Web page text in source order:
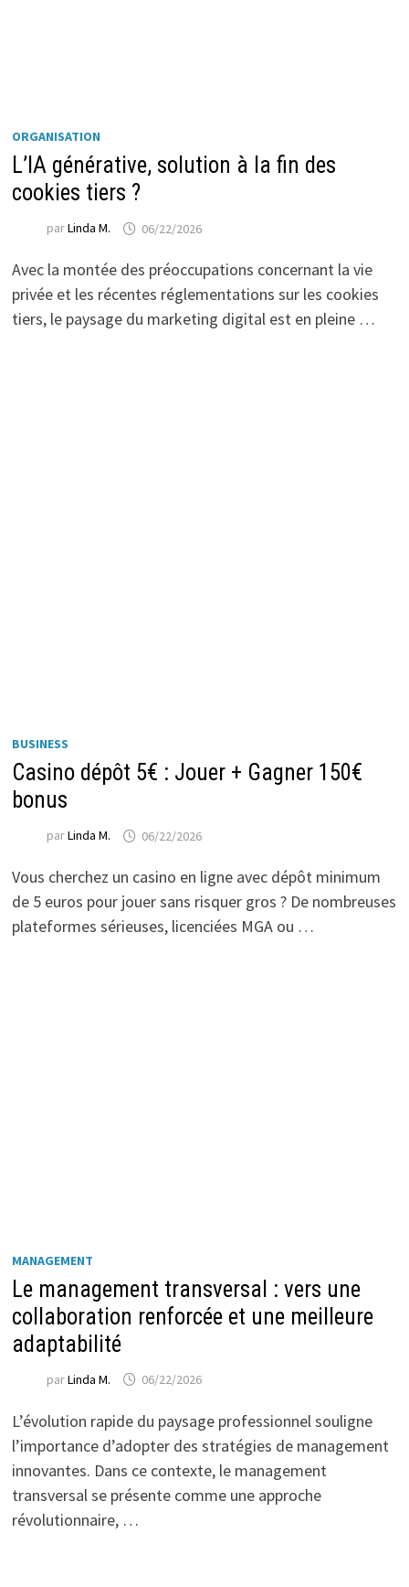
ORGANISATION
L’IA générative, solution à la fin des
cookies tiers ?
parLinda M. 06/22/2026
Avec la montée des préoccupations concernant la vie
privée et les récentes réglementations sur les cookies
tiers, le paysage du marketing digital est en pleine …
BUSINESS
Casino dépôt 5€ : Jouer + Gagner 150€
bonus
parLinda M. 06/22/2026
Vous cherchez un casino en ligne avec dépôt minimum
de 5 euros pour jouer sans risquer gros ? De nombreuses
plateformes sérieuses, licenciées MGA ou …
MANAGEMENT
Le management transversal : vers une
collaboration renforcée et une meilleure
adaptabilité
parLinda M. 06/22/2026
L’évolution rapide du paysage professionnel souligne
l’importance d’adopter des stratégies de management
innovantes. Dans ce contexte, le management
transversal se présente comme une approche
révolutionnaire, …